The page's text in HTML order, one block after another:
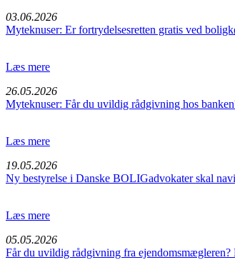
03.06.2026
Myteknuser: Er fortrydelsesretten gratis ved
Læs mere
26.05.2026
Myteknuser: Får du uvildig rådgivning hos
Læs mere
19.05.2026
Ny bestyrelse i Danske BOLIGadvokater skal
Læs mere
05.05.2026
Får du uvildig rådgivning fra